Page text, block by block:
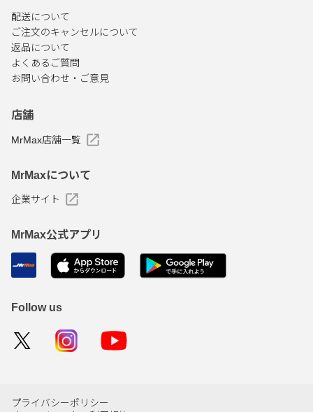
配送について
ご注文のキャンセルについて
返品について
よくあるご質問
お問い合わせ・ご意見
店舗
MrMax店舗一覧
MrMaxについて
企業サイト
MrMax公式アプリ
Follow us
プライバシーポリシー